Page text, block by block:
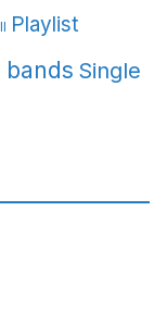
Playlist
Single